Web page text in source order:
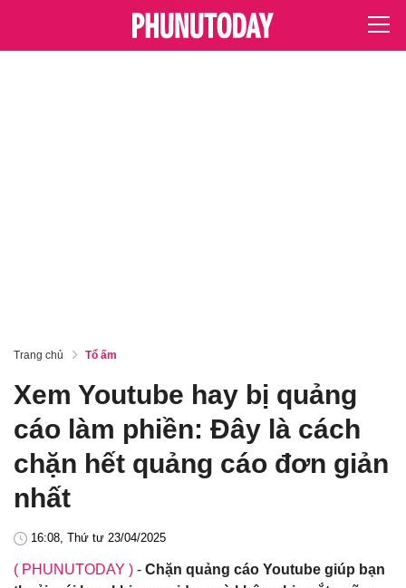
Trang chủ Tổ ấm
Xem Youtube hay bị quảng
cáo làm phiền: Đây là cách
chặn hết quảng cáo đơn giản
nhất
16:08, Thứ tư 23/04/2025
( PHUNUTODAY ) - Chặn quảng cáo Youtube giúp bạn